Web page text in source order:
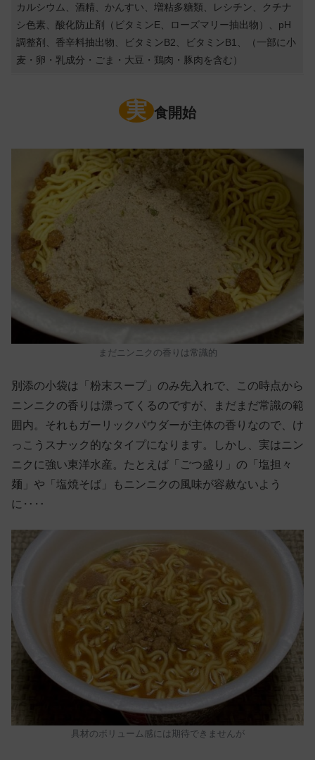
カルシウム、酒精、かんすい、増粘多糖類、レシチン、クチナ
シ色素、酸化防止剤（ビタミンE、ローズマリー抽出物）、pH
調整剤、香辛料抽出物、ビタミンB2、ビタミンB1、（一部に小
麦・卵・乳成分・ごま・大豆・鶏肉・豚肉を含む）
実 食開始
まだニンニクの香りは常識的
別添の小袋は「粉末スープ」のみ先入れで、この時点から
ニンニクの香りは漂ってくるのですが、まだまだ常識の範
囲内。それもガーリックパウダーが主体の香りなので、け
っこうスナック的なタイプになります。しかし、実はニン
ニクに強い東洋水産。たとえば「ごつ盛り」の「塩担々
麺」や「塩焼そば」もニンニクの風味が容赦ないよう
に‥‥
具材のボリューム感には期待できませんが